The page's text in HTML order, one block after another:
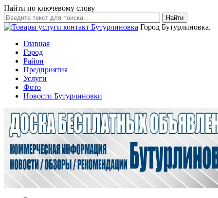
Найти по ключевому слову
Найти
Город Бутурлиновка.
Главная
Город
Район
Предприятия
Услуги
Фото
Новости Бутурлиновки